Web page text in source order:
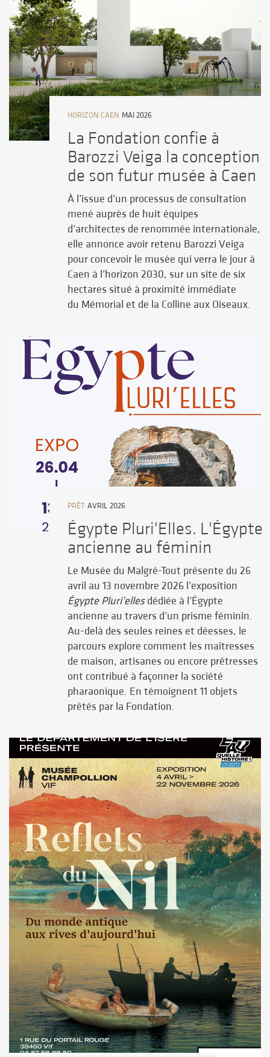
HORIZON CAEN MAI 2026
La Fondation confie à
Barozzi Veiga la conception
de son futur musée à Caen
À l’issue d’un processus de consultation
mené auprès de huit équipes
d’architectes de renommée internationale,
elle annonce avoir retenu Barozzi Veiga
pour concevoir le musée qui verra le jour à
Caen à l’horizon 2030, sur un site de six
hectares situé à proximité immédiate
du Mémorial et de la Colline aux Oiseaux.
PRÊT AVRIL 2026
Égypte Pluri'Elles. L'Égypte
ancienne au féminin
Le Musée du Malgré-Tout présente du 26
avril au 13 novembre 2026 l’exposition
Égypte Pluri’ellesdédiée à l’Égypte
ancienne au travers d’un prisme féminin.
Au-delà des seules reines et déesses, le
parcours explore comment les maîtresses
de maison, artisanes ou encore prêtresses
ont contribué à façonner la société
pharaonique. En témoignent 11 objets
prêtés par la Fondation.